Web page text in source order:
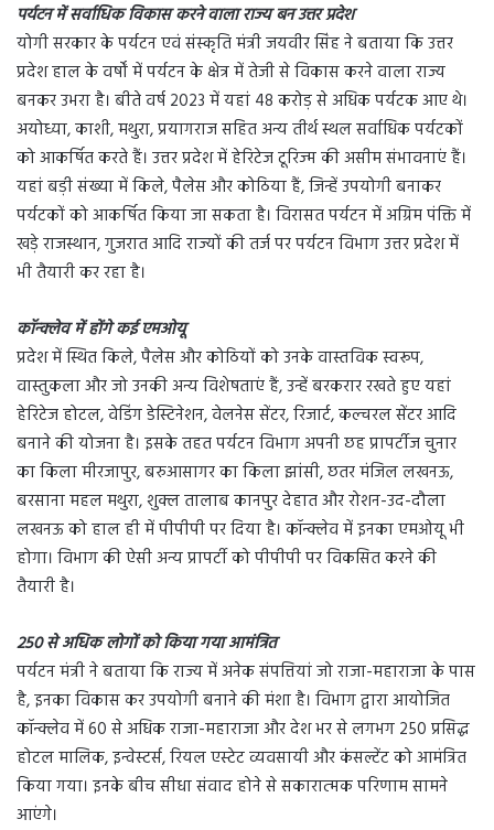
पर्यटन में सर्वाधिक विकास करने वाला राज्य बन उत्तर प्रदेश
योगी सरकार के पर्यटन एवं संस्कृति मंत्री जयवीर सिंह ने बताया कि उत्तर
प्रदेश हाल के वर्षों में पर्यटन के क्षेत्र में तेजी से विकास करने वाला राज्य
बनकर उभरा है। बीते वर्ष 2023 में यहां 48 करोड़ से अधिक पर्यटक आए थे।
अयोध्या, काशी, मथुरा, प्रयागराज सहित अन्य तीर्थ स्थल सर्वाधिक पर्यटकों
को आकर्षित करते हैं। उत्तर प्रदेश में हेरिटेज टूरिज्म की असीम संभावनाएं हैं।
यहां बड़ी संख्या में किले, पैलेस और कोठिया हैं, जिन्हें उपयोगी बनाकर
पर्यटकों को आकर्षित किया जा सकता है। विरासत पर्यटन में अग्रिम पंक्ति में
खड़े राजस्थान, गुजरात आदि राज्यों की तर्ज पर पर्यटन विभाग उत्तर प्रदेश में
भी तैयारी कर रहा है।
कॉन्क्लेव में होंगे कई एमओयू
प्रदेश में स्थित किले, पैलेस और कोठियों को उनके वास्तविक स्वरूप,
वास्तुकला और जो उनकी अन्य विशेषताएं हैं, उन्हें बरकरार रखते हुए यहां
हेरिटेज होटल, वेडिंग डेस्टिनेशन, वेलनेस सेंटर, रिजार्ट, कल्चरल सेंटर आदि
बनाने की योजना है। इसके तहत पर्यटन विभाग अपनी छह प्रापर्टीज चुनार
का किला मीरजापुर, बरुआसागर का किला झांसी, छतर मंजिल लखनऊ,
बरसाना महल मथुरा, शुक्ल तालाब कानपुर देहात और रोशन-उद-दौला
लखनऊ को हाल ही में पीपीपी पर दिया है। कॉन्क्लेव में इनका एमओयू भी
होगा। विभाग की ऐसी अन्य प्रापर्टी को पीपीपी पर विकसित करने की
तैयारी है।
250 से अधिक लोगों को किया गया आमंत्रित
पर्यटन मंत्री ने बताया कि राज्य में अनेक संपत्तियां जो राजा-महाराजा के पास
है, इनका विकास कर उपयोगी बनाने की मंशा है। विभाग द्वारा आयोजित
कॉन्क्लेव में 60 से अधिक राजा-महाराजा और देश भर से लगभग 250 प्रसिद्ध
होटल मालिक, इन्वेस्टर्स, रियल एस्टेट व्यवसायी और कंसल्टेंट को आमंत्रित
किया गया। इनके बीच सीधा संवाद होने से सकारात्मक परिणाम सामने
आएंगे।